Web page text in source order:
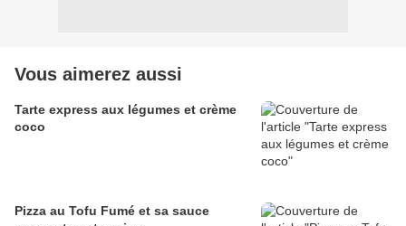
Vous aimerez aussi
Tarte express aux légumes et crème
coco
Pizza au Tofu Fumé et sa sauce